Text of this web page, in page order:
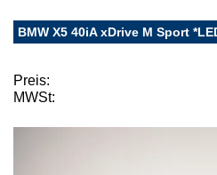
BMW X5 40iA xDrive M Sport
Preis:
MWSt: